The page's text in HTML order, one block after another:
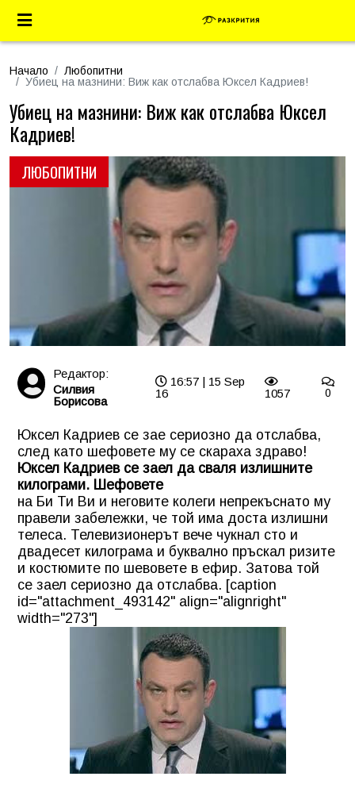
Начало
Любопитни
Убиец на мазнини: Виж как отслабва Юксел Кадриев!
ЛЮБОПИТНИ
Убиец на мазнини: Виж как отслабва Юксел
Кадриев!
Редактор:
Силвия
Борисова
16:57 | 15 Sep
16
1057 0
Юксел Кадриев се зае сериозно да отслабва,
след като шефовете му се скараха здраво!
Юксел Кадриев се заел да сваля излишните
килограми. Шефовете
на Би Ти Ви и неговите колеги непрекъснато му
правели забележки, че той има доста излишни
телеса. Телевизионерът вече чукнал сто и
двадесет килограма и буквално пръскал ризите
и костюмите по шевовете в ефир. Затова той
се заел сериозно да отслабва. [caption
id="attachment_493142" align="alignright"
width="273"]